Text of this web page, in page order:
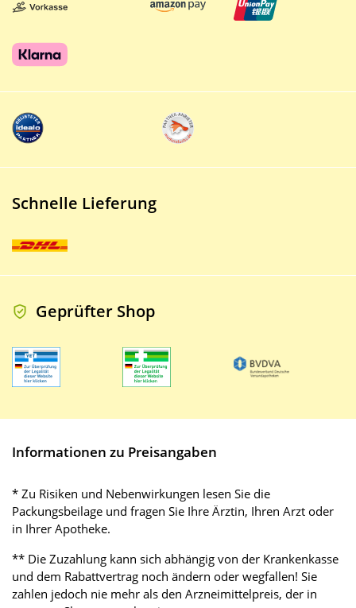
Schnelle Lieferung
Geprüfter Shop
Informationen zu Preisangaben
* Zu Risiken und Nebenwirkungen lesen Sie die
Packungsbeilage und fragen Sie Ihre Ärztin, Ihren Arzt oder
in Ihrer Apotheke.
** Die Zuzahlung kann sich abhängig von der Krankenkasse
und dem Rabattvertrag noch ändern oder wegfallen! Sie
zahlen jedoch nie mehr als den Arzneimittelpreis, der in